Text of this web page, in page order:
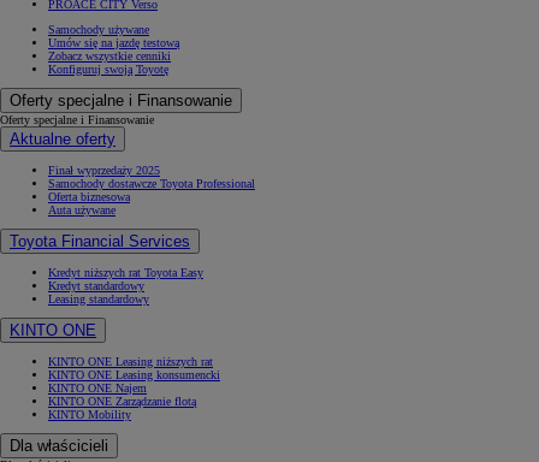
PROACE CITY Verso
Samochody używane
Umów się na jazdę testową
Zobacz wszystkie cenniki
Konfiguruj swoją Toyotę
Oferty specjalne i Finansowanie
Oferty specjalne i Finansowanie
Aktualne oferty
Finał wyprzedaży 2025
Samochody dostawcze Toyota Professional
Oferta biznesowa
Auta używane
Toyota Financial Services
Kredyt niższych rat Toyota Easy
Kredyt standardowy
Leasing standardowy
KINTO ONE
KINTO ONE Leasing niższych rat
KINTO ONE Leasing konsumencki
KINTO ONE Najem
KINTO ONE Zarządzanie flotą
KINTO Mobility
Dla właścicieli